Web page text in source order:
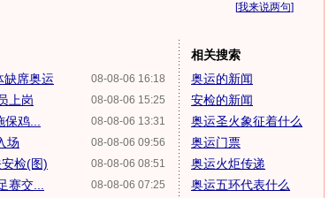
[我来说两句]
08-08-06 16:18
缺席奥运
08-08-06 15:25
上岗
08-08-06 13:31
鸡...
08-08-06 09:56
场
08-08-06 08:51
检(图)
08-08-06 07:25
赛交...
相关搜索
奥运的新闻
安检的新闻
奥运圣火象征着什么
奥运门票
奥运火炬传递
奥运五环代表什么